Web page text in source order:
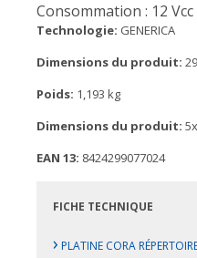
Consommation : 12 Vcc
Technologie: GENERICA
Dimensions du produit:
Poids: 1,193 kg
Dimensions du produit:
EAN 13: 8424299077024
FICHE TECHNIQUE
› PLATINE CORA